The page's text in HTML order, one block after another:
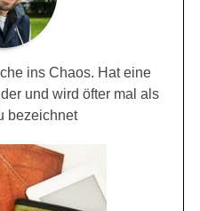
ins Chaos. Hat eine
und wird öfter mal als
bezeichnet